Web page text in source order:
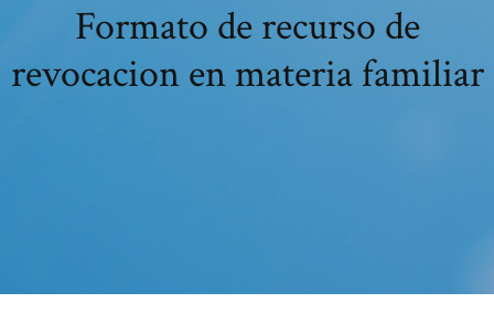
Formato de recurso de
revocacion en materia familiar